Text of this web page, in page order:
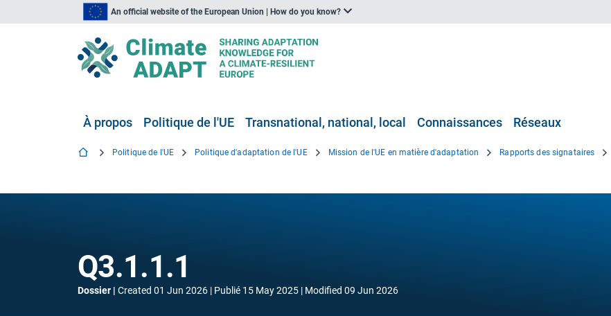
An official website of the European Union | How do you know?
À propos Politique de l'UE Transnational, national, local Connaissances Réseaux
Politique de l'UE Politique d'adaptation de l'UE Mission de l'UE en matière d'adaptation Rapports des signataires
Q3.1.1.1
Dossier Created 01 Jun 2026 Publié 15 May 2025 Modified 09 Jun 2026